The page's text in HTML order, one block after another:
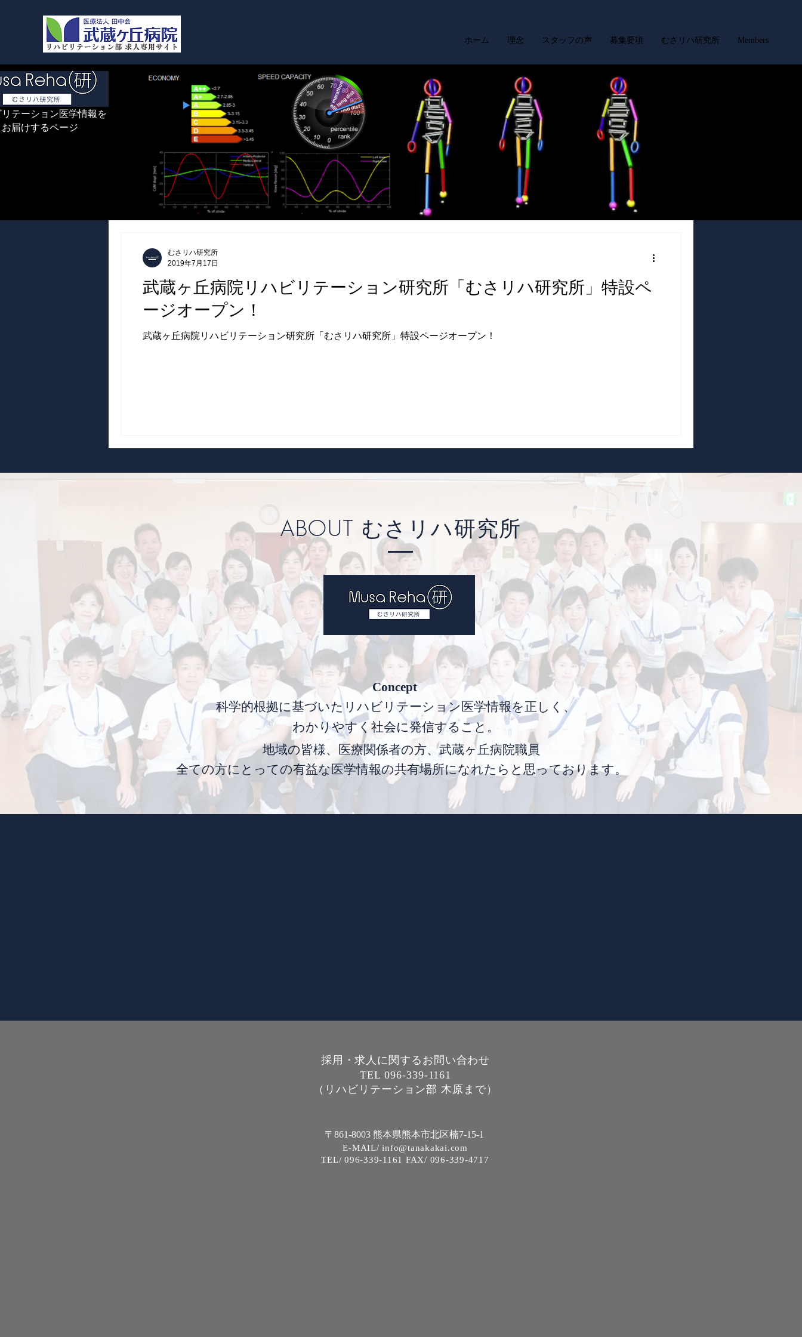
ホーム 理念 スタッフの声 募集要項 むさリハ研究所 Members
テーション医学情報を
お届けするページ
武蔵ヶ丘病院リハビリテーション研究所「むさリハ研究所」特設ペ
ージオープン！
武蔵ヶ丘病院リハビリテーション研究所「むさリハ研究所」特設ページオープン！
むさリハ研究所
2019年7月17日
ABOUT むさリハ研究所
地域の皆様、医療関係者の方、武蔵ヶ丘病院職員
​全ての方にとっての有益な医学情報の共有場所になれたらと思っております。
Concept
科学的根拠に基づいたリハビリテーション医学情報を正しく ​、
わかりやすく社会に発信すること。
採用・求人に関するお問い合わせ
TEL 096-339-1161
（リハビリテーション部 木原まで）
〒861-8003 熊本県熊本市北区楠7-15-1
E-MAIL/ info@tanakakai.com
TEL/ 096-339-1161 FAX/ 096-339-4717